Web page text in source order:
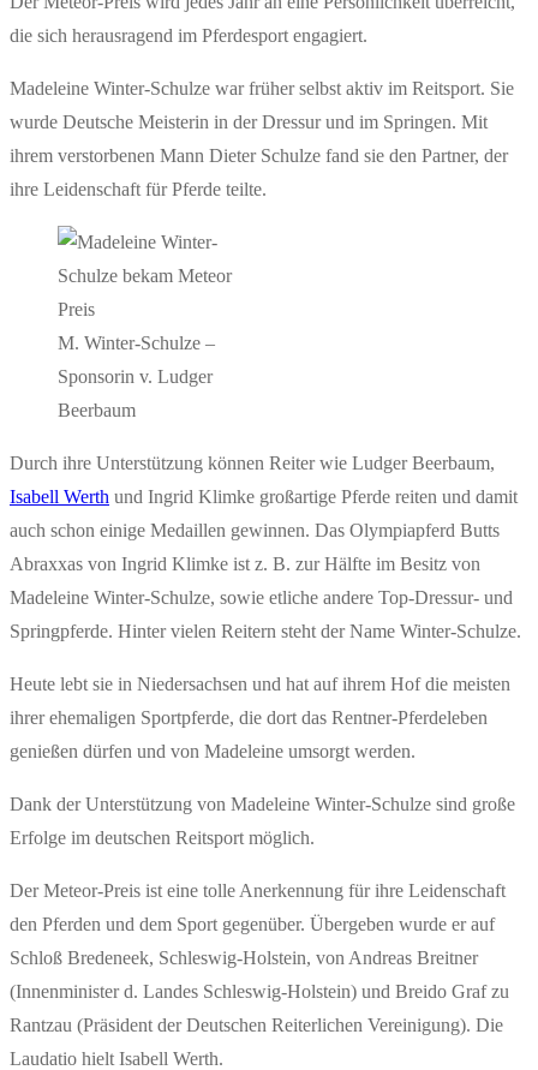
die sich herausragend im Pferdesport engagiert.
Madeleine Winter-Schulze war früher selbst aktiv im Reitsport. Sie
wurde Deutsche Meisterin in der Dressur und im Springen. Mit
ihrem verstorbenen Mann Dieter Schulze fand sie den Partner, der
ihre Leidenschaft für Pferde teilte.
M. Winter-Schulze –
Sponsorin v. Ludger
Beerbaum
Durch ihre Unterstützung können Reiter wie Ludger Beerbaum,
Isabell Werth und Ingrid Klimke großartige Pferde reiten und damit
auch schon einige Medaillen gewinnen. Das Olympiapferd Butts
Abraxxas von Ingrid Klimke ist z. B. zur Hälfte im Besitz von
Madeleine Winter-Schulze, sowie etliche andere Top-Dressur- und
Springpferde. Hinter vielen Reitern steht der Name Winter-Schulze.
Heute lebt sie in Niedersachsen und hat auf ihrem Hof die meisten
ihrer ehemaligen Sportpferde, die dort das Rentner-Pferdeleben
genießen dürfen und von Madeleine umsorgt werden.
Dank der Unterstützung von Madeleine Winter-Schulze sind große
Erfolge im deutschen Reitsport möglich.
Der Meteor-Preis ist eine tolle Anerkennung für ihre Leidenschaft
den Pferden und dem Sport gegenüber. Übergeben wurde er auf
Schloß Bredeneek, Schleswig-Holstein, von Andreas Breitner
(Innenminister d. Landes Schleswig-Holstein) und Breido Graf zu
Rantzau (Präsident der Deutschen Reiterlichen Vereinigung). Die
Laudatio hielt Isabell Werth.